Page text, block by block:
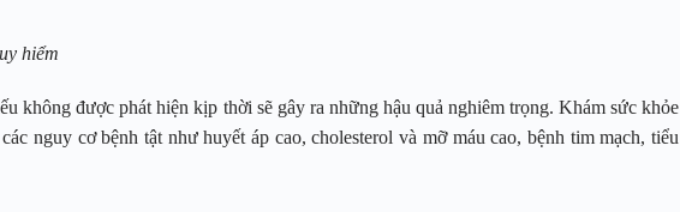
hiểm
không được phát hiện kịp thời sẽ gây ra những hậu quả nghiêm trọng. Khám sức khỏe
nguy cơ bệnh tật như huyết áp cao, cholesterol và mỡ máu cao, bệnh tim mạch, tiểu